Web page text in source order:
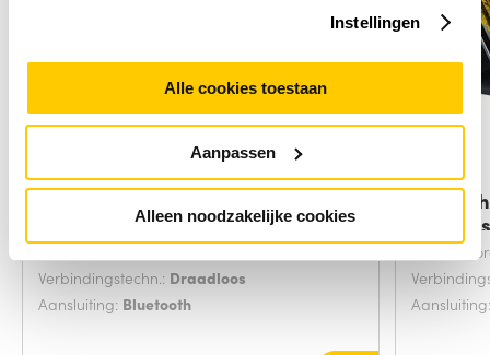
Instellingen
Alle cookies toestaan
Aanpassen
Alleen noodzakelijke cookies
ge&iuml;ntegreerd
Verbindingstechn.: Draadloos
Aansluiting: Bluetooth